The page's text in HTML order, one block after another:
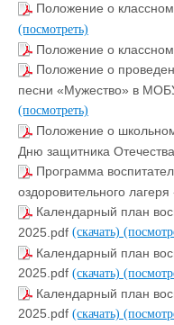
Положение о
(посмотреть)
Положение о
Положение о
песни «Мужество» в
(посмотреть)
Положение о
Дню защитника
Программа
оздоровительного
Календарный план
2025.pdf (скачать)
Календарный план
2025.pdf (скачать)
Календарный план
2025.pdf (скачать)